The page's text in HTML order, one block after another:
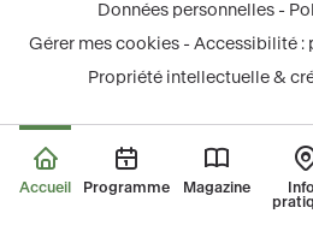
nouvelle
nouvelle
fenêtre
nouvelle
fenêtre
tok
-
nouvelle
-
nouvelle
fenêtre
légal
Données personnelles
Gérer mes cookies
Accessibilité :
Propriété intellectuelle &
Accueil Programme Magazine